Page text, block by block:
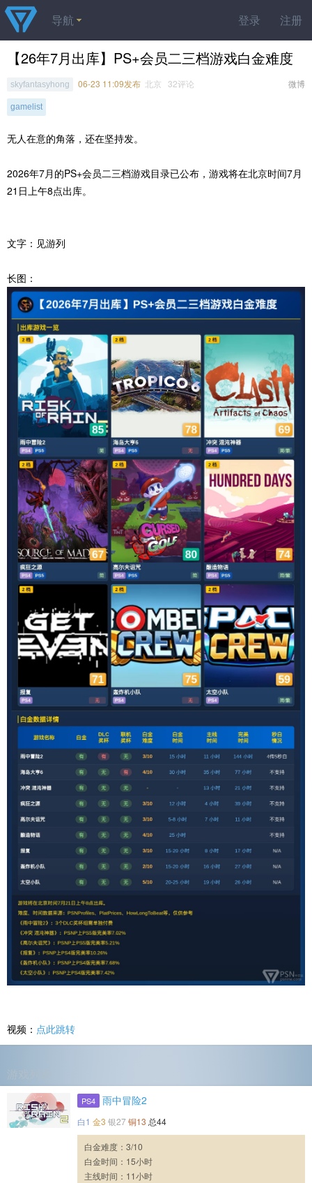
登录 注册
导航
【26年7月出库】PS+会员二三档游戏白金难度
微博
skyfantasyhong 06-23 11:09发布 北京 32评论
gamelist
无人在意的角落，还在坚持发。
2026年7月的PS+会员二三档游戏目录已公布，游戏将在北京时间7月
21日上午8点出库。
文字：见游列
长图：
视频： 点此跳转
PS4 雨中冒险2
白1 金3 银27 铜13 总44
白金难度：3/10
白金时间：15小时
主线时间：11小时